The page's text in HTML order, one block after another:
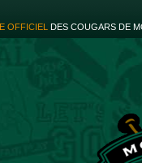
OFFICIEL DES COUGARS DE